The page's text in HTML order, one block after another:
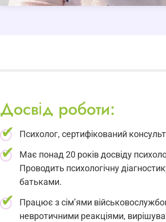
Досвід роботи:
Психолог, сертифікований
Має понад 20 років досвіду
Проводить психологічну
батьками.
Працює з сім’ями
невротичними реакціями,